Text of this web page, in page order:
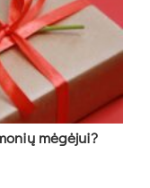
mėgėjui?